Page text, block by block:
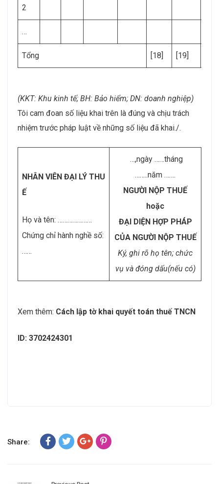
2
…
Tổng [18] [19]
(KKT: Khu kinh tế; BH: Bảo hiểm; DN: doanh nghiệp)
Tôi cam đoan số liệu khai trên là đúng và chịu trách
nhiệm trước pháp luật về những số liệu đã khai./.
NHÂN VIÊN ĐẠI LÝ THU
Ế
Họ và tên: …………………
Chứng chỉ hành nghề số:
……
…,ngày ……tháng
……..năm …….
NGƯỜI NỘP THUẾ
hoặc
ĐẠI DIỆN HỢP PHÁP
CỦA NGƯỜI NỘP THUẾ
Ký, ghi rõ họ tên; chức
vụ và đóng dấu(nếu có)
Xem thêm: Cách lập tờ khai quyết toán thuế TNCN
ID: 3702424301
Share: